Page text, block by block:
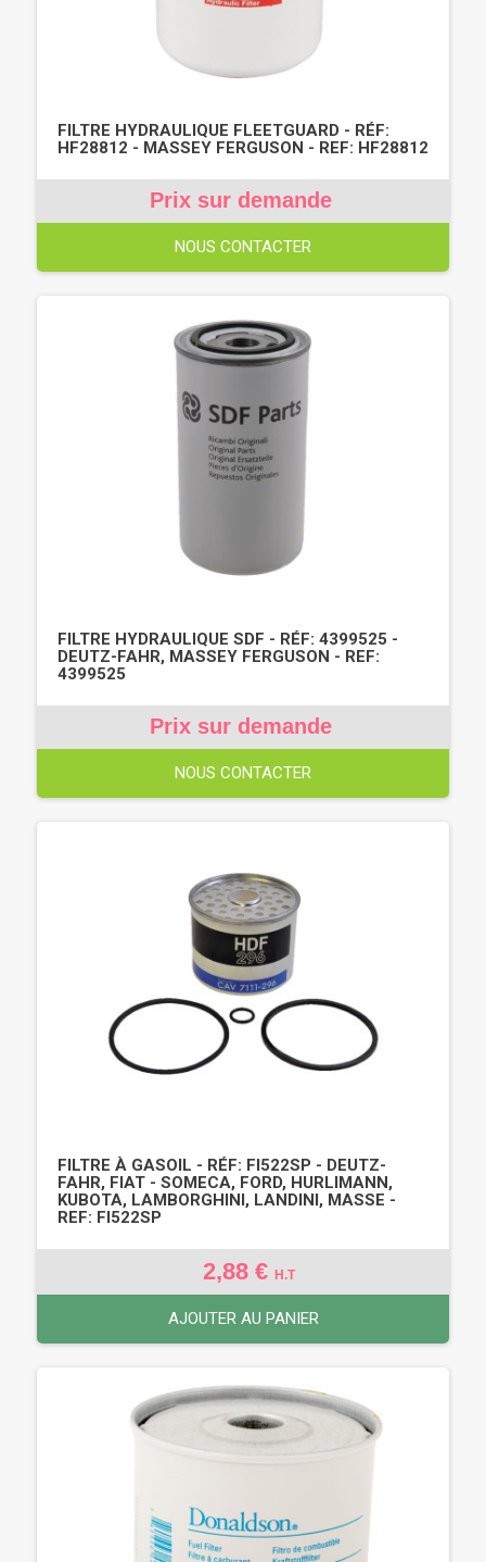
FILTRE HYDRAULIQUE FLEETGUARD - RÉF:
HF28812 - MASSEY FERGUSON - REF: HF28812
Prix sur demande
NOUS CONTACTER
FILTRE HYDRAULIQUE SDF - RÉF: 4399525 -
DEUTZ-FAHR, MASSEY FERGUSON - REF:
4399525
Prix sur demande
NOUS CONTACTER
FILTRE À GASOIL - RÉF: FI522SP - DEUTZ-
FAHR, FIAT - SOMECA, FORD, HURLIMANN,
KUBOTA, LAMBORGHINI, LANDINI, MASSE -
REF: FI522SP
2,88 € H.T
AJOUTER AU PANIER